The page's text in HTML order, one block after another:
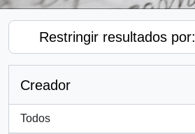
Restringir resultados por:
Creador
Todos